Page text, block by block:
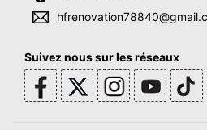
Suivez nous sur les réseaux